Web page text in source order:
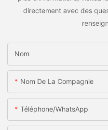
directement avec des
Nom
Nom De La Compagnie
Téléphone/WhatsApp